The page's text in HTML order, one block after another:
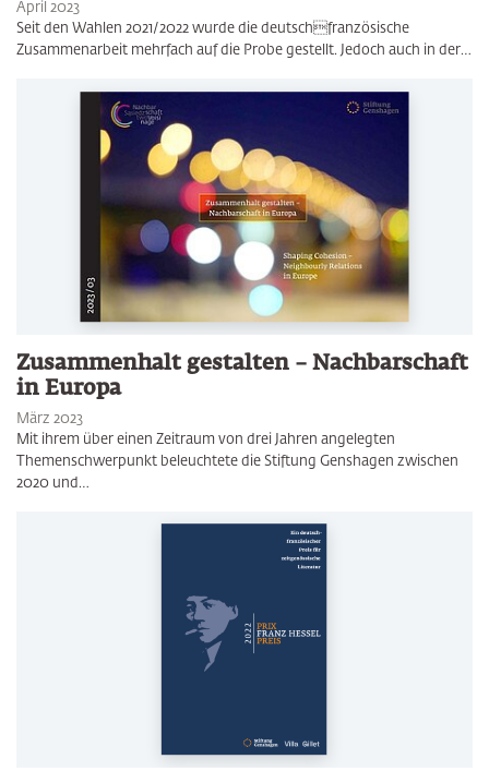
April 2023
Seit den Wahlen 2021/2022 wurde die deutschfranzösische
Zusammenarbeit mehrfach auf die Probe gestellt. Jedoch auch in der…
Zusammenhalt gestalten – Nachbarschaft
in Europa
März 2023
Mit ihrem über einen Zeitraum von drei Jahren angelegten
Themenschwerpunkt beleuchtete die Stiftung Genshagen zwischen
2020 und…